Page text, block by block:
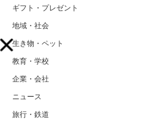
ギフト・プレゼント
地域・社会
生き物・ペット
教育・学校
企業・会社
ニュース
旅行・鉄道